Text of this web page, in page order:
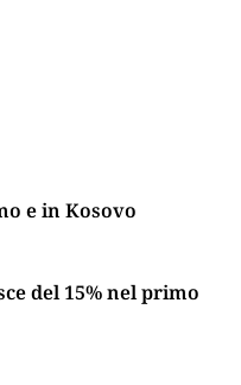
e in Kosovo
del 15% nel primo